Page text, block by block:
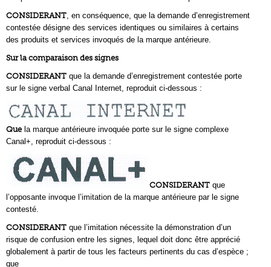
CONSIDERANT, en conséquence, que la demande d’enregistrement
contestée désigne des services identiques ou similaires à certains
des produits et services invoqués de la marque antérieure.
Sur la comparaison des signes
CONSIDERANT que la demande d’enregistrement contestée porte
sur le signe verbal Canal Internet, reproduit ci-dessous :
Que la marque antérieure invoquée porte sur le signe complexe
Canal+, reproduit ci-dessous :
CONSIDERANT que
l’opposante invoque l’imitation de la marque antérieure par le signe
contesté.
CONSIDERANT que l’imitation nécessite la démonstration d’un
risque de confusion entre les signes, lequel doit donc être apprécié
globalement à partir de tous les facteurs pertinents du cas d’espèce ;
que